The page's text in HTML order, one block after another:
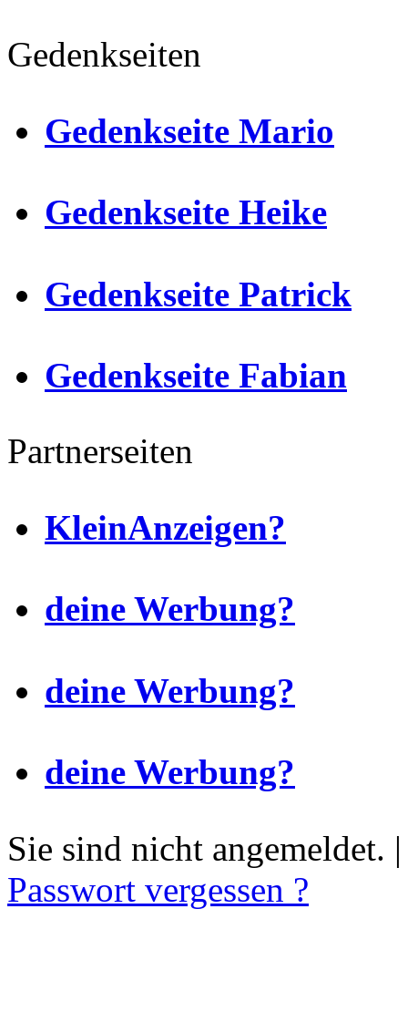
Gedenkseiten
Gedenkseite Mario
Gedenkseite Heike
Gedenkseite Patrick
Gedenkseite Fabian
Partnerseiten
KleinAnzeigen?
deine Werbung?
deine Werbung?
deine Werbung?
Sie sind nicht angemeldet. |
Passwort vergessen ?